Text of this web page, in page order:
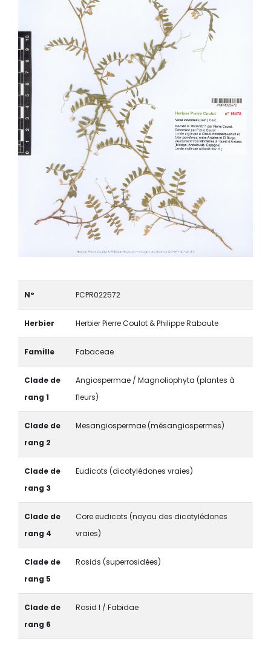
N° PCPR022572
Herbier Herbier Pierre Coulot & Philippe Rabaute
Famille Fabaceae
Clade de
rang 1
Angiospermae / Magnoliophyta (plantes à
fleurs)
Clade de
rang 2
Mesangiospermae (mésangiospermes)
Clade de
rang 3
Eudicots (dicotylédones vraies)
Clade de
rang 4
Core eudicots (noyau des dicotylédones
vraies)
Clade de
rang 5
Rosids (superrosidées)
Clade de
rang 6
Rosid I / Fabidae